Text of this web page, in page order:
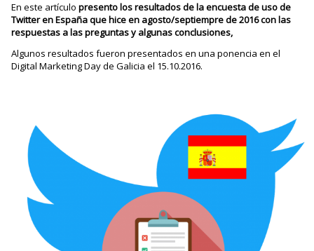
En este artículopresento los resultados de la encuesta de uso de
Twitter en España que hice en agosto/septiempre de 2016 con las
respuestas a las preguntas y algunas conclusiones,
Algunos resultados fueron presentados en una ponencia en el
Digital Marketing Day de Galicia el 15.10.2016.